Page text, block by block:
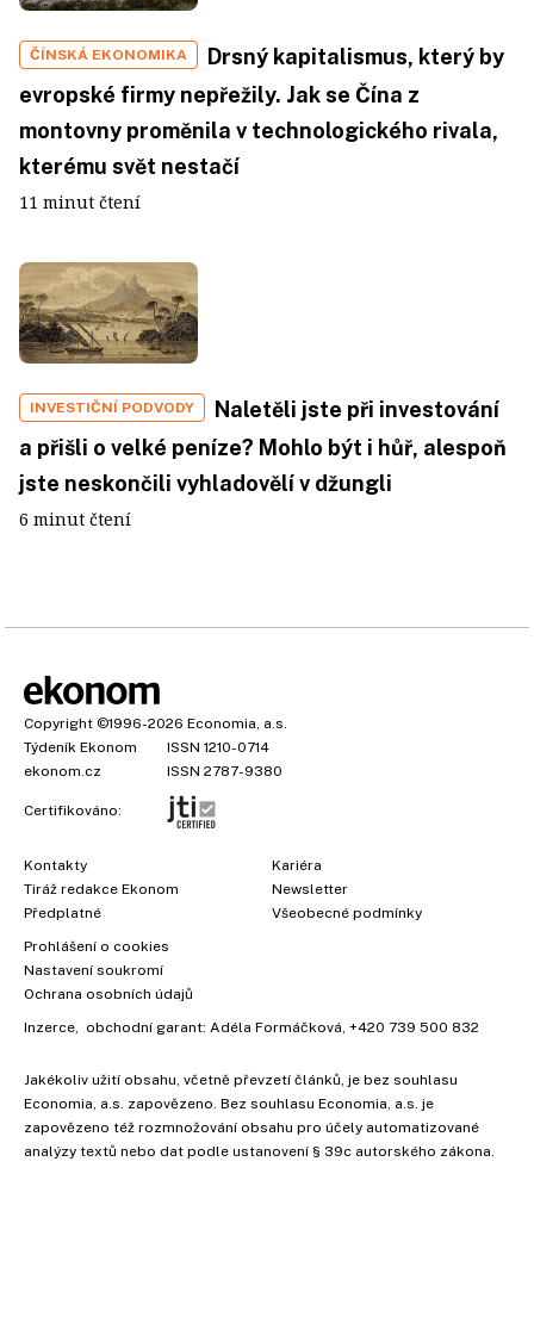
ČÍNSKÁ EKONOMIKA
Drsný kapitalismus, který by
evropské firmy nepřežily. Jak se Čína z
montovny proměnila v technologického rivala,
kterému svět nestačí
11 minut čtení
INVESTIČNÍ PODVODY
Naletěli jste při investování
a přišli o velké peníze? Mohlo být i hůř, alespoň
jste neskončili vyhladovělí v džungli
6 minut čtení
Copyright ©1996-2026 Economia, a.s.
Týdeník Ekonom
ISSN 1210-0714
ekonom.cz
ISSN 2787-9380
Certifikováno:
Kontakty
Tiráž redakce Ekonom
Předplatné
Kariéra
Newsletter
Všeobecné podmínky
Prohlášení o cookies
Nastavení soukromí
Ochrana osobních údajů
Inzerce , obchodní garant: Adéla Formáčková +420 739 500 832
Jakékoliv užití obsahu, včetně převzetí článků, je bez souhlasu
Economia, a.s. zapovězeno. Bez souhlasu Economia, a.s. je
zapovězeno též rozmnožování obsahu pro účely automatizované
analýzy textů nebo dat podle ustanovení § 39c autorského zákona.